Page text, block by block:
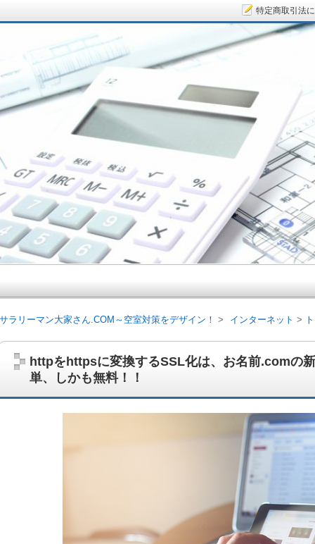
httpをhttpsに変換するSSL化は、お名前.comの
単、しかも無料！！
サラリーマン大家さん.COM～空室対策をデザイン！ インターネット
サラリーマン大家さん.COM～空
サラリーマン大家さんを応援！マンション経営、アパート経営の空室
特定商取引法